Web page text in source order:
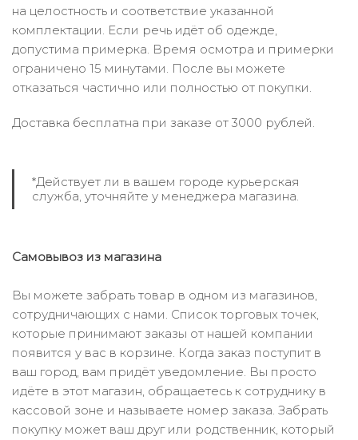
на целостность и соответствие указанной
комплектации. Если речь идёт об одежде,
допустима примерка. Время осмотра и примерки
ограничено 15 минутами. После вы можете
отказаться частично или полностью от покупки.
Доставка бесплатна при заказе от 3000 рублей.
*Действует ли в вашем городе курьерская
служба, уточняйте у менеджера магазина.
Самовывоз из магазина
Вы можете забрать товар в одном из магазинов,
сотрудничающих с нами. Список торговых точек,
которые принимают заказы от нашей компании
появится у вас в корзине. Когда заказ поступит в
ваш город, вам придёт уведомление. Вы просто
идёте в этот магазин, обращаетесь к сотруднику в
кассовой зоне и называете номер заказа. Забрать
покупку может ваш друг или родственник, который